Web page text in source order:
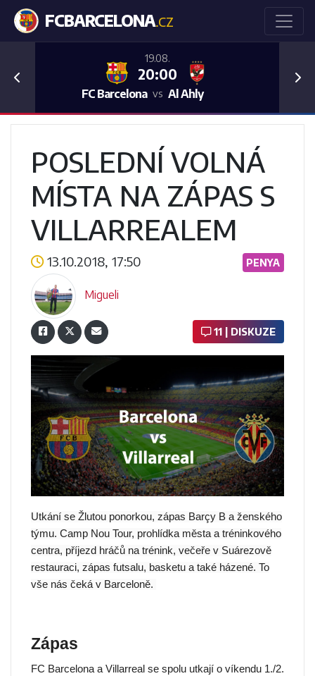
FCBARCELONA.CZ
19.08.
20:00
FC Barcelona vs Al Ahly
Previous
POSLEDNÍ VOLNÁ
MÍSTA NA ZÁPAS S
VILLARREALEM
13.10.2018, 17:50 PENYA
Migueli
11 | DISKUZE
Utkání se Žlutou ponorkou, zápas Barçy B a ženského
týmu. Camp Nou Tour, prohlídka města a tréninkového
centra, příjezd hráčů na trénink, večeře v Suárezově
restauraci, zápas futsalu, basketu a také házené. To
vše nás čeká v Barceloně.
Zápas
FC Barcelona a Villarreal se spolu utkají o víkendu 1./2.